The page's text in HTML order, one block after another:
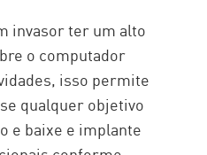
invasor ter um alto
o computador
isso permite
qualquer objetivo
e baixe e implante